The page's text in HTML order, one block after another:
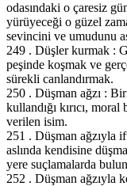
odasındaki o çaresiz
yürüyeceği o güzel
sevincini ve umudunu
249 . Düşler kurmak :
peşinde koşmak ve
sürekli canlandırmak.
250 . Düşman ağzı :
kullandığı kırıcı,
verilen isim.
251 . Düşman ağzıyla
aslında kendisine
yere suçlamalarda
252 . Düşman ağzıyla